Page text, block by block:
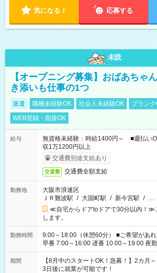
気になる！ 応募する
未読
【オープニング募集】おばあちゃ
き添いも仕事の1つ
派遣 職種未経験OK 社会人未経験OK
ブラン
WEB登録・面接OK
給与
無資格未経験：時給1400円～ ■週払
収1万1200円以上
交通費別途支給あり
交通費 交通費全額支給
勤務地
大阪市浪速区
ＪＲ難波駅 / 大国町駅 / 新今宮駅 / …
≪自宅からドアtoドアで30分以内！≫
します。
勤務時間
9:00～18:00（休憩60分） ■ご希望があれば下記シフトもOK！
早番 7:00～16:00 遅番 10:00～19:00 夜勤
と休みを合わせたい」 「余裕を持って夕
「できれば残業はしたくない」 など、
ね。 ※Wワーク希望の方へ 今ご覧のお仕事で希望する勤務時間
期間
【8月中のスタートOK！急募！】2カ月
3日後に就業が可能です！